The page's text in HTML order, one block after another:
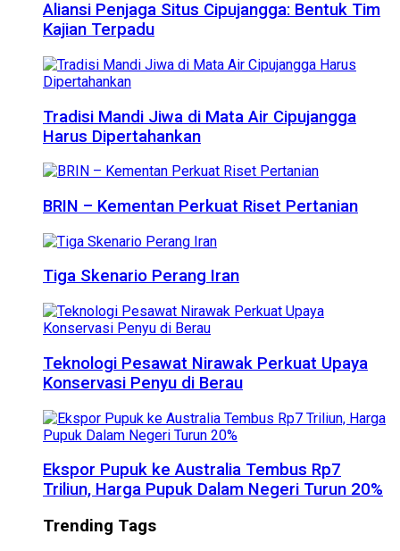
Aliansi Penjaga Situs Cipujangga: Bentuk Tim
Kajian Terpadu
Tradisi Mandi Jiwa di Mata Air Cipujangga
Harus Dipertahankan
BRIN – Kementan Perkuat Riset Pertanian
Tiga Skenario Perang Iran
Teknologi Pesawat Nirawak Perkuat Upaya
Konservasi Penyu di Berau
Ekspor Pupuk ke Australia Tembus Rp7
Triliun, Harga Pupuk Dalam Negeri Turun 20%
Trending Tags